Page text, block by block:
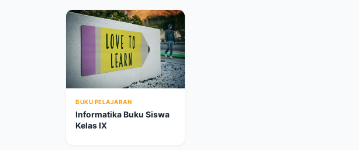
BUKU PELAJARAN
Informatika Buku Siswa
Kelas IX